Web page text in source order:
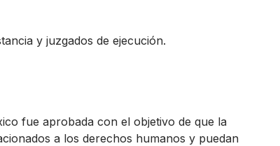
y juzgados de ejecución.
fue aprobada con el objetivo de que la
a los derechos humanos y puedan